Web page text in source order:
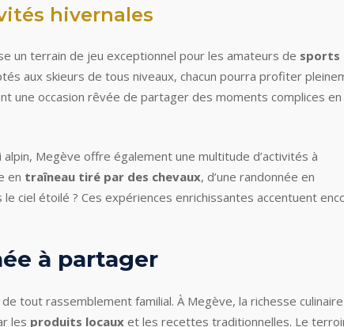
hivernales
un terrain de jeu exceptionnel pour les amateurs de sports
aux skieurs de tous niveaux, chacun pourra profiter
une occasion rêvée de partager des moments complices en
Megève offre également une multitude d’activités à
en traîneau tiré par des chevaux, d’une randonnée en
ciel étoilé ? Ces expériences enrichissantes accentuent
à partager
tout rassemblement familial. À Megève, la richesse
les produits locaux et les recettes traditionnelles. Le